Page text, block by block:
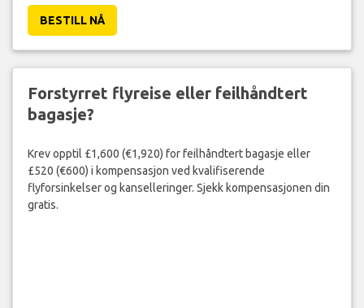
BESTILL NÅ
Forstyrret flyreise eller feilhåndtert
bagasje?
Krev opptil £1,600 (€1,920) for feilhåndtert bagasje eller
£520 (€600) i kompensasjon ved kvalifiserende
flyforsinkelser og kanselleringer. Sjekk kompensasjonen din
gratis.